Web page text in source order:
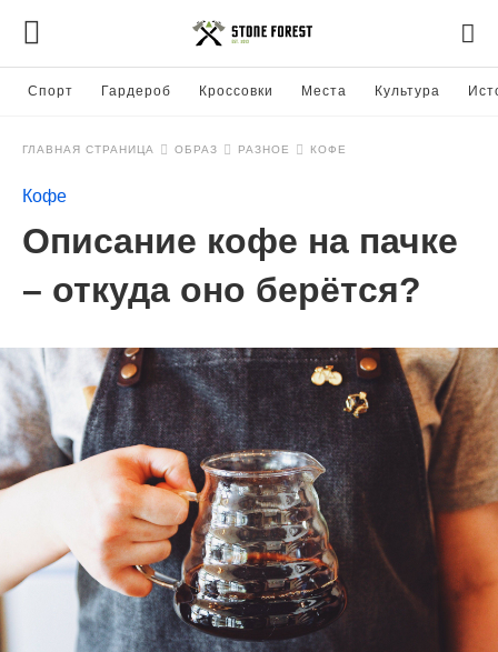
Спорт Гардероб Кроссовки Места Культура
ГЛАВНАЯ СТРАНИЦА ОБРАЗ РАЗНОЕ КОФЕ
Кофе
Описание кофе на пачке
– откуда оно берётся?